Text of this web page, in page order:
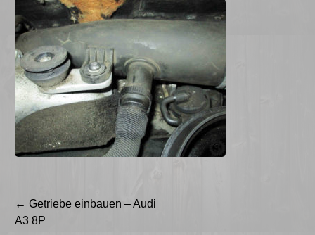
Beitragsnavigation
← Getriebe einbauen – Audi
A3 8P